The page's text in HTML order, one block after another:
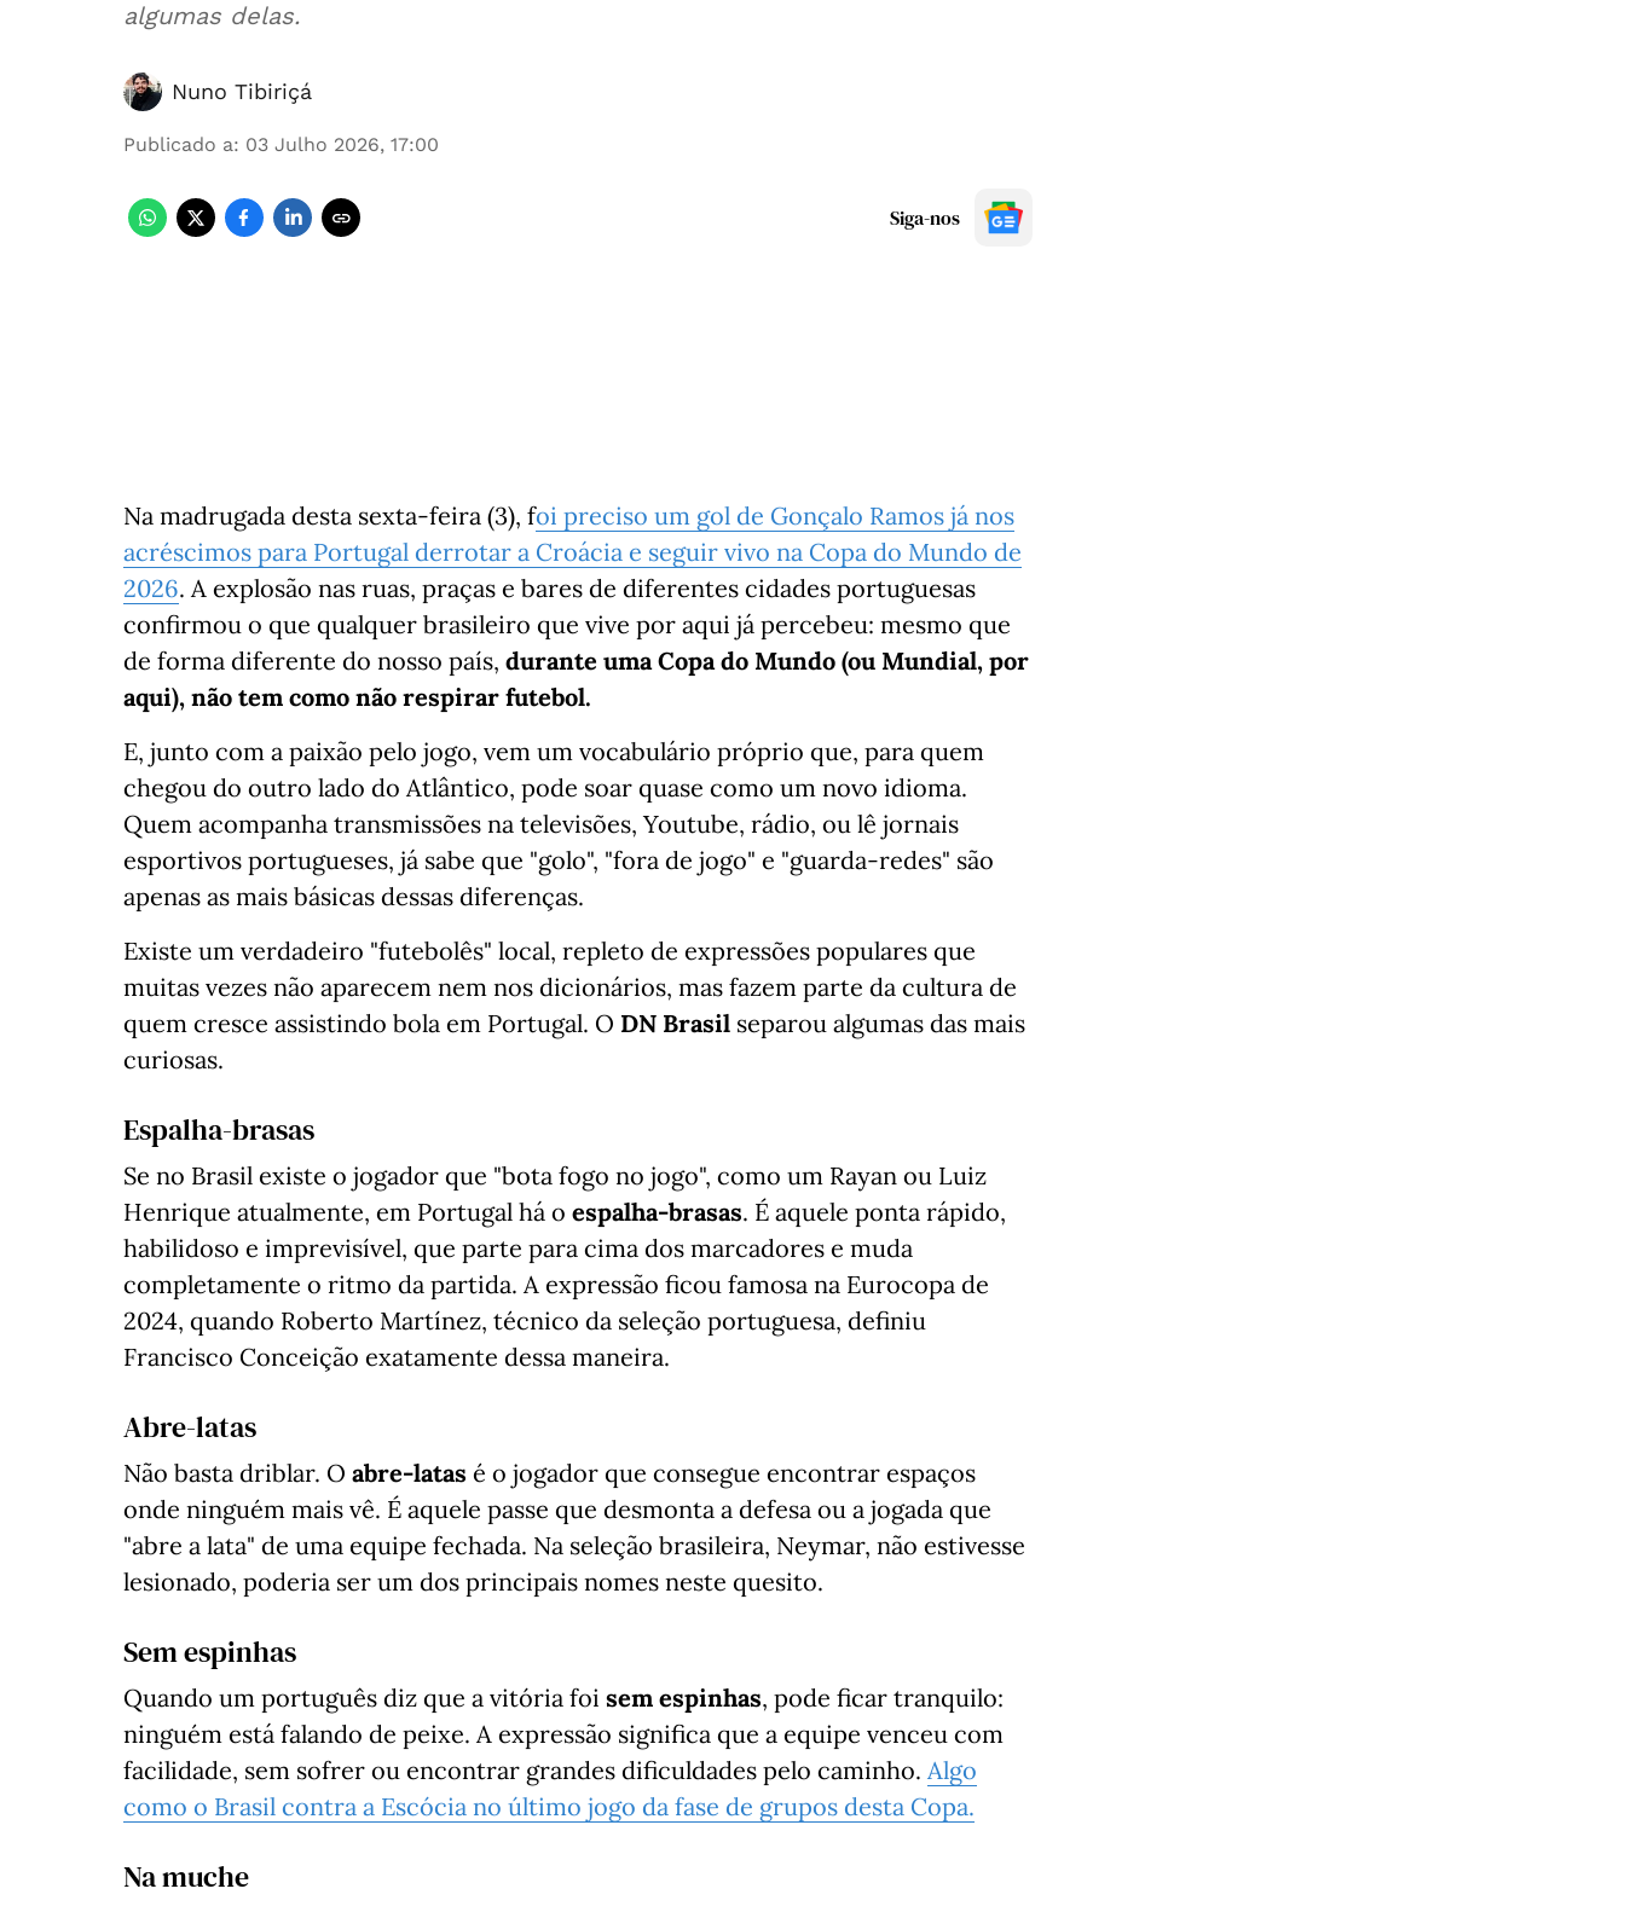
algumas delas.
Nuno Tibiriçá
Publicado a: 03 Julho 2026, 17:00
Siga-nos
Na madrugada desta sexta-feira (3), foi preciso um gol de Gonçalo Ramos já nos
acréscimos para Portugal derrotar a Croácia e seguir vivo na Copa do Mundo de
2026. A explosão nas ruas, praças e bares de diferentes cidades portuguesas
confirmou o que qualquer brasileiro que vive por aqui já percebeu: mesmo que
de forma diferente do nosso país, durante uma Copa do Mundo (ou Mundial, por
aqui), não tem como não respirar futebol.
E, junto com a paixão pelo jogo, vem um vocabulário próprio que, para quem
chegou do outro lado do Atlântico, pode soar quase como um novo idioma.
Quem acompanha transmissões na televisões, Youtube, rádio, ou lê jornais
esportivos portugueses, já sabe que "golo", "fora de jogo" e "guarda-redes" são
apenas as mais básicas dessas diferenças.
Existe um verdadeiro "futebolês" local, repleto de expressões populares que
muitas vezes não aparecem nem nos dicionários, mas fazem parte da cultura de
quem cresce assistindo bola em Portugal. O DN Brasil separou algumas das mais
curiosas.
Espalha-brasas
Se no Brasil existe o jogador que "bota fogo no jogo", como um Rayan ou Luiz
Henrique atualmente, em Portugal há o espalha-brasas. É aquele ponta rápido,
habilidoso e imprevisível, que parte para cima dos marcadores e muda
completamente o ritmo da partida. A expressão ficou famosa na Eurocopa de
2024, quando Roberto Martínez, técnico da seleção portuguesa, definiu
Francisco Conceição exatamente dessa maneira.
Abre-latas
Não basta driblar. O abre-latas é o jogador que consegue encontrar espaços
onde ninguém mais vê. É aquele passe que desmonta a defesa ou a jogada que
"abre a lata" de uma equipe fechada. Na seleção brasileira, Neymar, não estivesse
lesionado, poderia ser um dos principais nomes neste quesito.
Sem espinhas
Quando um português diz que a vitória foi sem espinhas, pode ficar tranquilo:
ninguém está falando de peixe. A expressão significa que a equipe venceu com
facilidade, sem sofrer ou encontrar grandes dificuldades pelo caminho. Algo
como o Brasil contra a Escócia no último jogo da fase de grupos desta Copa.
Na muche